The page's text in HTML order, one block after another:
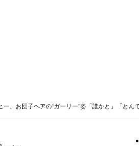
ー、お団子ヘアの“ガーリー”姿「誰かと」「とん